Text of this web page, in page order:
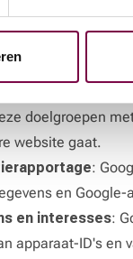
User-ID of
doelgroepen
website gaat.
:
en
en interesses:
apparaat-ID's